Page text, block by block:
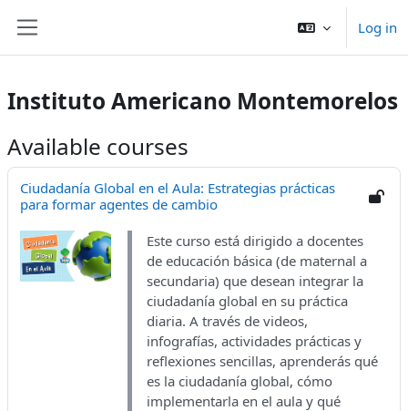
Log in
Instituto Americano Montemorelos
Available courses
Ciudadanía Global en el Aula: Estrategias prácticas
para formar agentes de cambio
Este curso está dirigido a docentes
de educación básica (de maternal a
secundaria) que desean integrar la
ciudadanía global en su práctica
diaria. A través de videos,
infografías, actividades prácticas y
reflexiones sencillas, aprenderás qué
es la ciudadanía global, cómo
implementarla en el aula y qué